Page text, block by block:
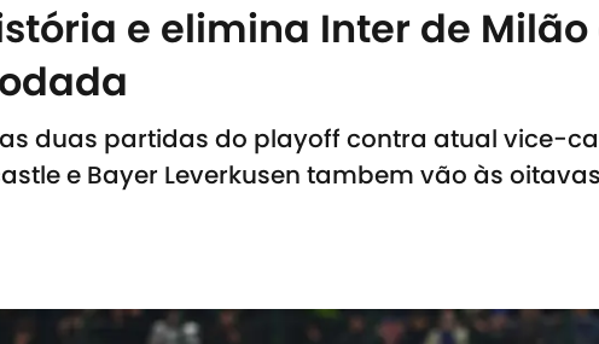
e elimina Inter de
duas partidas do playoff contra atual vice-
e Bayer Leverkusen tambem vão às